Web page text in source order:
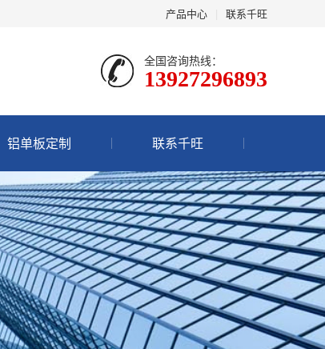
产品中心 联系千旺
全国咨询热线：
13927296893
铝单板定制 联系千旺